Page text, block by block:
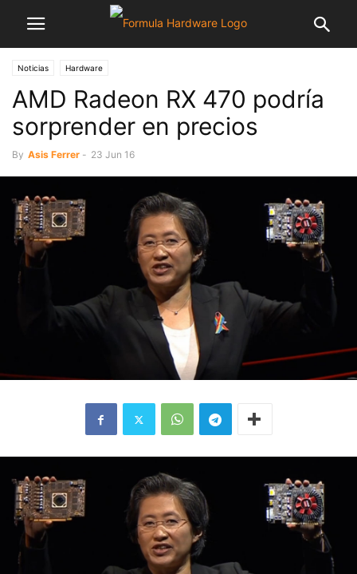
Noticias Hardware
AMD Radeon RX 470 podría
sorprender en precios
By Asis Ferrer - 23 Jun 16